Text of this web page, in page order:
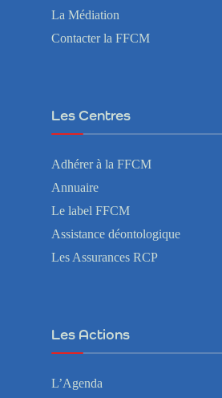
La Médiation
Contacter la FFCM
Les Centres
Adhérer à la FFCM
Annuaire
Le label FFCM
Assistance déontologique
Les Assurances RCP
Les Actions
L’Agenda